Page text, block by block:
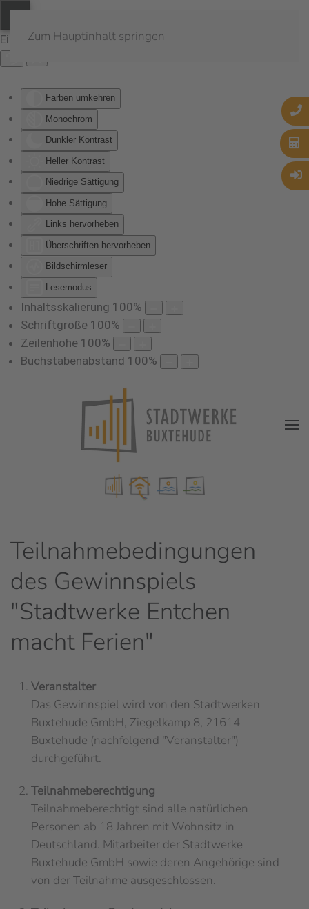
Eingabehilfen öffnen
Farben umkehren
Monochrom
Dunkler Kontrast
Heller Kontrast
Niedrige Sättigung
Hohe Sättigung
Links hervorheben
Überschriften hervorheben
Bildschirmleser
Lesemodus
Inhaltsskalierung 100%
Schriftgröße 100%
Zeilenhöhe 100%
Buchstabenabstand 100%
Zum Hauptinhalt springen
Teilnahmebedingungen
des Gewinnspiels
"Stadtwerke Entchen
macht Ferien"
Veranstalter
Das Gewinnspiel wird von den Stadtwerken
Buxtehude GmbH, Ziegelkamp 8, 21614
Buxtehude (nachfolgend "Veranstalter")
durchgeführt.
Teilnahmeberechtigung
Teilnahmeberechtigt sind alle natürlichen
Personen ab 18 Jahren mit Wohnsitz in
Deutschland. Mitarbeiter der Stadtwerke
Buxtehude GmbH sowie deren Angehörige sind
von der Teilnahme ausgeschlossen.